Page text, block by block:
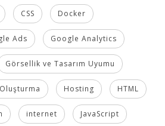
CSS Docker
Ads Google Analytics
Görsellik ve Tasarım Uyumu
Hosting HTML
internet JavaScript